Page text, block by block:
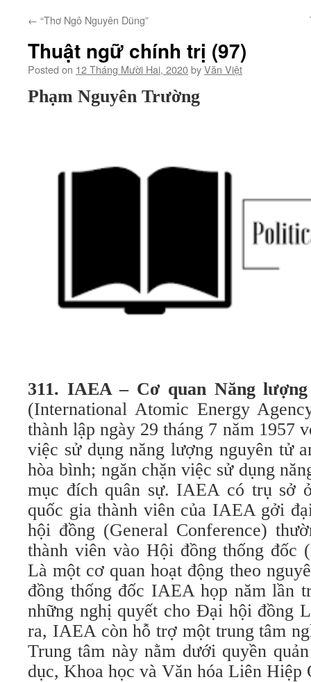
← “Thơ Ngô Nguyên Dũng”
Thuật ngữ chính trị (97)
Posted on 12 Tháng Mười Hai, 2020byVăn Việt
Phạm Nguyên Trường
311. IAEA – Cơ quan Năng
(International Atomic Energy
thành lập ngày 29 tháng 7 năm 1957
việc sử dụng năng lượng nguyên tử
hòa bình; ngăn chặn việc sử dụng
mục đích quân sự. IAEA có trụ sở
quốc gia thành viên của IAEA gởi
hội đồng (General Conference)
thành viên vào Hội đồng thống đốc
Là một cơ quan hoạt động theo
đồng thống đốc IAEA họp năm lần
những nghị quyết cho Đại hội đồng
ra, IAEA còn hỗ trợ một trung tâm
Trung tâm này nằm dưới quyền
dục, Khoa học và Văn hóa Liên Hiệp